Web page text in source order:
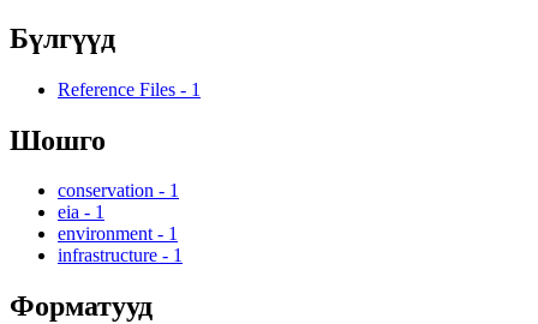
Бүлгүүд
Reference Files - 1
Шошго
conservation - 1
eia - 1
environment - 1
infrastructure - 1
Форматууд